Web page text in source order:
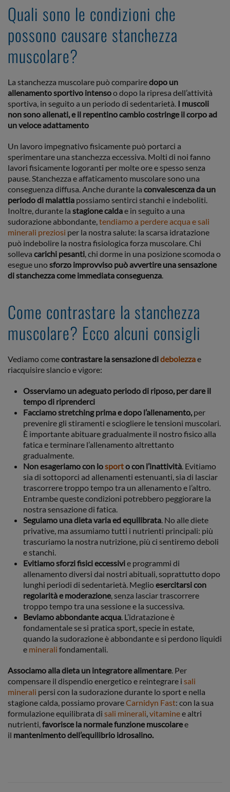
Quali sono le condizioni che
possono causare stanchezza
muscolare?
La stanchezza muscolare può compariredopo un
allenamento sportivo intensoo dopo la ripresa dell’attività
sportiva, in seguito a un periodo di sedentarietà. I muscoli
non sono allenati, e il repentino cambio costringe il corpo ad
un veloce adattamento
Un lavoro impegnativo fisicamente può portarci a
sperimentare una stanchezza eccessiva. Molti di noi fanno
lavori fisicamente logoranti per molte ore e spesso senza
pause. Stanchezza e affaticamento muscolare sono una
conseguenza diffusa. Anche durante la convalescenza da un
periodo di malattia possiamo sentirci stanchi e indeboliti.
Inoltre, durante la stagione caldae in seguito a una
sudorazione abbondante,tendiamo a perdere acqua e sali
minerali preziosi per la nostra salute: la scarsa idratazione
può indebolire la nostra fisiologica forza muscolare. Chi
solleva carichi pesanti, chi dorme in una posizione scomoda o
esegue unosforzo improvviso può avvertire una sensazione
di stanchezza come immediata conseguenza.
Come contrastare la stanchezza
muscolare? Ecco alcuni consigli
Vediamo comecontrastare la sensazione didebolezzae
riacquisire slancio e vigore:
Osserviamo un adeguato periodo di riposo, per dare il
tempo di riprenderci
Facciamo stretching prima e dopo l’allenamento,per
prevenire gli stiramenti e sciogliere le tensioni muscolari.
È importante abituare gradualmente il nostro fisico alla
fatica e terminare l’allenamento altrettanto
gradualmente.
Non esageriamo con losporto con l’inattività. Evitiamo
sia di sottoporci ad allenamenti estenuanti, sia di lasciar
trascorrere troppo tempo tra un allenamento e l’altro.
Entrambe queste condizioni potrebbero peggiorare la
nostra sensazione di fatica.
Seguiamo una dieta varia ed equilibrata. No alle diete
privative, ma assumiamo tutti i nutrienti principali: più
trascuriamo la nostra nutrizione, più ci sentiremo deboli
e stanchi.
Evitiamo sforzi fisici eccessivie programmi di
allenamento diversi dai nostri abituali, soprattutto dopo
lunghi periodi di sedentarietà. Meglioesercitarsi con
regolarità e moderazione, senza lasciar trascorrere
troppo tempo tra una sessione e la successiva.
Beviamo abbondante acqua. L’idratazione è
fondamentale se si pratica sport, specie in estate,
quando la sudorazione è abbondante e si perdono liquidi
e minerali fondamentali.
Associamo alla dieta un integratore alimentare. Per
compensare il dispendio energetico e reintegrare i sali
minerali persi con la sudorazione durante lo sport e nella
stagione calda, possiamo provareCarnidyn Fast: con la sua
formulazione equilibrata di sali minerali,vitaminee altri
nutrienti,favorisce la normale funzione muscolaree
il mantenimento dell’equilibrio idrosalino.